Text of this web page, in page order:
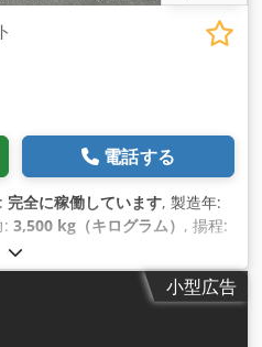
電話する
完全に稼働しています, 製造年:
: 3,500 kg（キログラム） , 揚程:
mm
設高:2,180 mm, 出力:45 キロ
1,190 mm, フォー
小型広告